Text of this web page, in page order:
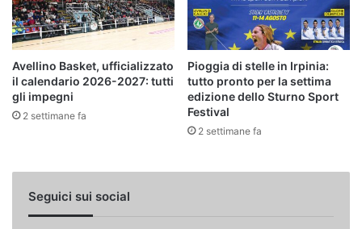
Avellino Basket, ufficializzato
il calendario 2026-2027: tutti
gli impegni
2 settimane fa
Pioggia di stelle in Irpinia:
tutto pronto per la settima
edizione dello Sturno Sport
Festival
2 settimane fa
Seguici sui social